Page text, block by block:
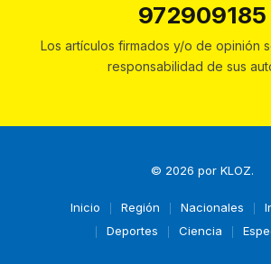
972909185
Los artículos firmados y/o de opinión
responsabilidad de sus
© 2026 por KLOZ.
Inicio Región Nacionales
Deportes
Ciencia